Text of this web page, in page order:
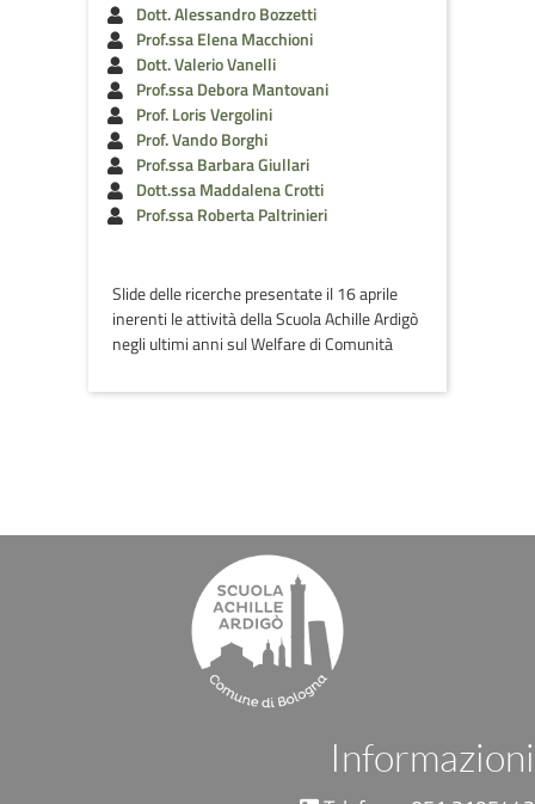
Dott. Alessandro Bozzetti
Prof.ssa Elena Macchioni
Dott. Valerio Vanelli
Prof.ssa Debora Mantovani
Prof. Loris Vergolini
Prof. Vando Borghi
Prof.ssa Barbara Giullari
Dott.ssa Maddalena Crotti
Prof.ssa Roberta Paltrinieri
Slide delle ricerche presentate il 16 aprile
inerenti le attività della Scuola Achille Ardigò
negli ultimi anni sul Welfare di Comunità
Informazioni